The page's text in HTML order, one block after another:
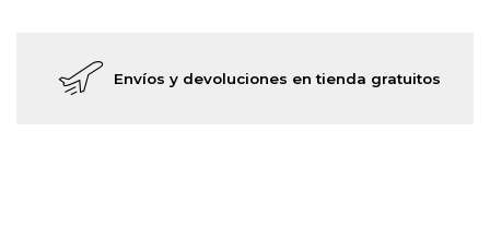
Envíos y devoluciones en tienda gratuitos